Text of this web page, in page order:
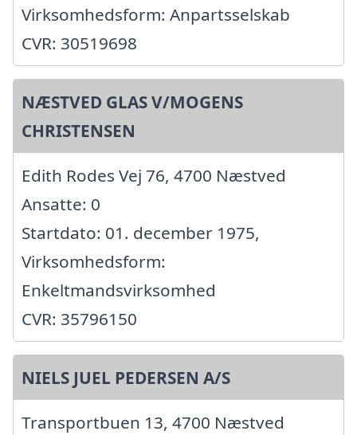
Virksomhedsform: Anpartsselskab
CVR: 30519698
NÆSTVED GLAS V/MOGENS
CHRISTENSEN
Edith Rodes Vej 76, 4700 Næstved
Ansatte: 0
Startdato: 01. december 1975,
Virksomhedsform:
Enkeltmandsvirksomhed
CVR: 35796150
NIELS JUEL PEDERSEN A/S
Transportbuen 13, 4700 Næstved